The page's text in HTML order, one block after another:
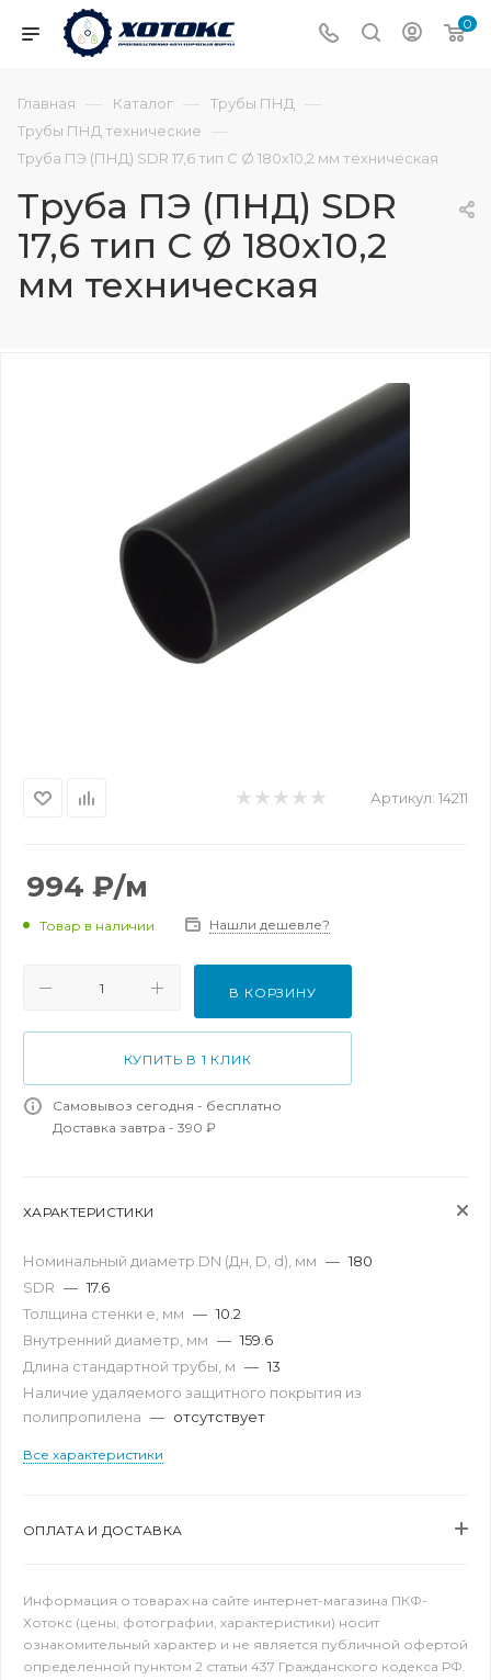
0
Главная — Каталог — Трубы ПНД —
Трубы ПНД технические —
Труба ПЭ (ПНД) SDR 17,6 тип С Ø 180х10,2 мм техническая
Труба ПЭ (ПНД) SDR
17,6 тип С Ø 180х10,2
мм техническая
Артикул: 14211
994 ₽/м
Товар в наличии Нашли дешевле?
В КОРЗИНУ
КУПИТЬ В 1 КЛИК
Самовывоз сегодня - бесплатно
Доставка завтра - 390 ₽
ХАРАКТЕРИСТИКИ
Номинальный диаметр DN (Дн, D, d), мм — 180
SDR — 17.6
Толщина стенки e, мм — 10.2
Внутренний диаметр, мм — 159.6
Длина стандартной трубы, м — 13
Наличие удаляемого защитного покрытия из
полипропилена — отсутствует
Все характеристики
ОПЛАТА И ДОСТАВКА
Информация о товарах на сайте интернет-магазина ПКФ-
Хотокс (цены, фотографии, характеристики) носит
ознакомительный характер и не является публичной офертой
определенной пунктом 2 статьи 437 Гражданского кодекса РФ.